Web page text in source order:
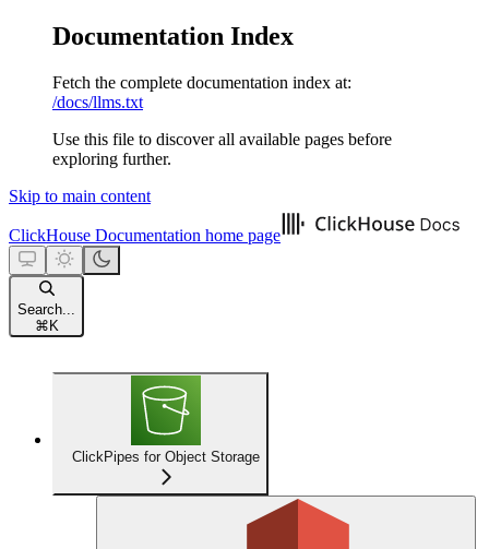
Documentation Index
Fetch the complete documentation index at:
/docs/llms.txt
Use this file to discover all available pages before
exploring further.
Skip to main content
ClickHouse Documentation home page
Search...
⌘ K
ClickPipes for Object Storage